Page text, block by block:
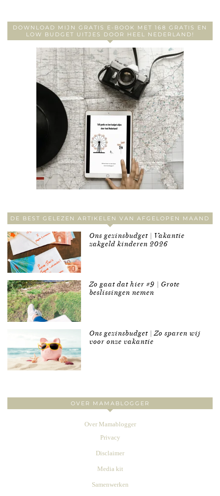
DOWNLOAD MIJN GRATIS E-BOOK MET 168 GRATIS EN
LOW BUDGET UITJES DOOR HEEL NEDERLAND!
DE BEST GELEZEN ARTIKELEN VAN AFGELOPEN MAAND
Ons gezinsbudget | Vakantie
zakgeld kinderen 2026
Zo gaat dat hier #9 | Grote
beslissingen nemen
Ons gezinsbudget | Zo sparen wij
voor onze vakantie
OVER MAMABLOGGER
Over Mamablogger
Privacy
Disclaimer
Media kit
Samenwerken